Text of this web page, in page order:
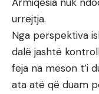
urrejtja.
Nga perspektiva
dalë jashtë
feja na mëson t’i
ata atë që duam